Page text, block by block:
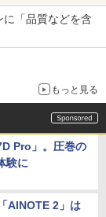
「品質などを含
もっと見る
Pro」。圧巻の
験に
AINOTE 2」は